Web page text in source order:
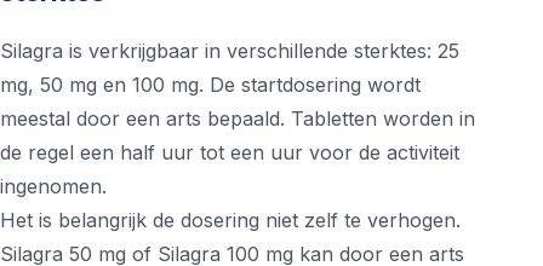
Silagra is verkrijgbaar in verschillende sterktes: 25
mg, 50 mg en 100 mg. De startdosering wordt
meestal door een arts bepaald. Tabletten worden in
de regel een half uur tot een uur voor de activiteit
ingenomen.
Het is belangrijk de dosering niet zelf te verhogen.
Silagra 50 mg of Silagra 100 mg kan door een arts